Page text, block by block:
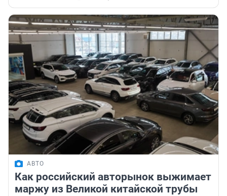
АВТО
Как российский авторынок выжимает
маржу из Великой китайской трубы